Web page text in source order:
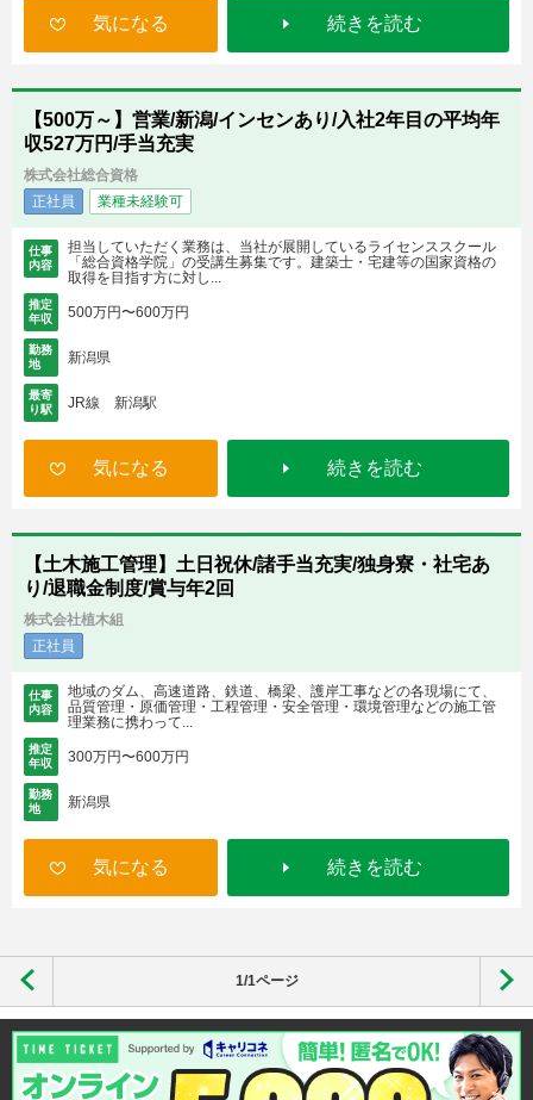
気になる 続きを読む
【500万～】営業/新潟/インセンあり/入社2年目の平均年
収527万円/手当充実
株式会社総合資格
正社員
業種未経験可
仕事
内容
担当していただく業務は、当社が展開しているライセンススクール
「総合資格学院」の受講生募集です。建築士・宅建等の国家資格の
取得を目指す方に対し...
推定
年収
500万円〜600万円
勤務
地
新潟県
最寄
り駅
JR線 新潟駅
気になる 続きを読む
【土木施工管理】土日祝休/諸手当充実/独身寮・社宅あ
り/退職金制度/賞与年2回
株式会社植木組
正社員
仕事
内容
地域のダム、高速道路、鉄道、橋梁、護岸工事などの各現場にて、
品質管理・原価管理・工程管理・安全管理・環境管理などの施工管
理業務に携わって...
推定
年収
300万円〜600万円
勤務
地
新潟県
気になる 続きを読む
1/1ページ